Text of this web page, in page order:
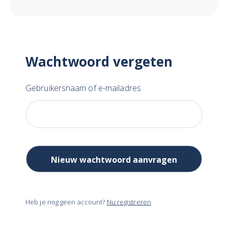
Wachtwoord vergeten
Gebruikersnaam of e-mailadres
Heb je nog geen account? Nu registreren